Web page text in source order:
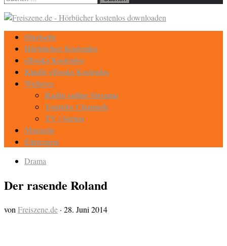
Startseite
Hörbücher Kostenlos
eBooks Kostenlos
Kindle eBooks Kostenlos
Weiteres
Radio online Streams
Youtube Channels
TV / Serien
Magazin
Eintragen
Drama
Der rasende Roland
von Freiszene.de · 28. Juni 2014